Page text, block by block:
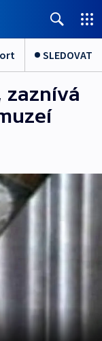
SLEDOVAT
zaznívá